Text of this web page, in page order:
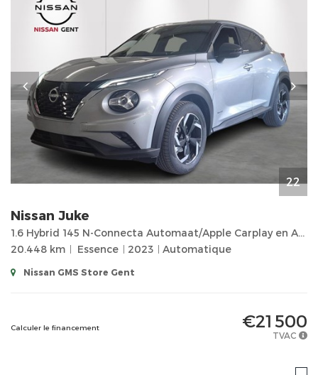
22
Nissan Juke
1.6 Hybrid 145 N-Connecta Automaat/Apple Carplay en Android auto/Camera Achteraan/Cruise control...
20.448 km
Essence 2023 Automatique
Nissan GMS Store Gent
Calculer le financement €21 500
TVAC